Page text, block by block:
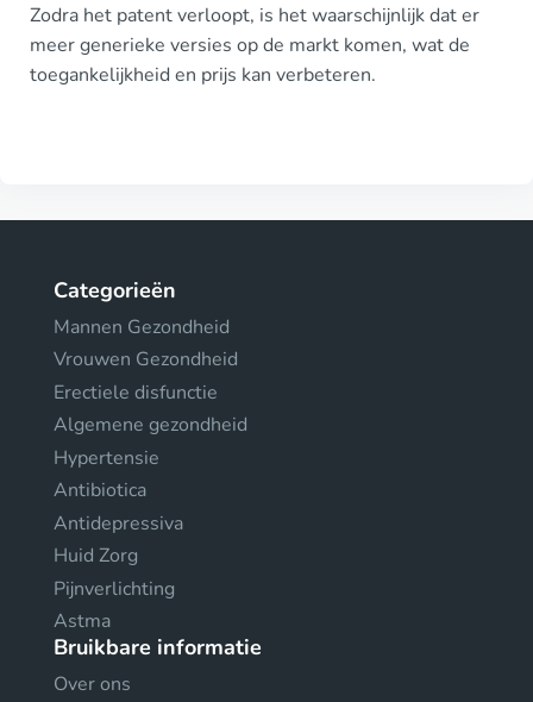
Zodra het patent verloopt, is het waarschijnlijk dat er
meer generieke versies op de markt komen, wat de
toegankelijkheid en prijs kan verbeteren.
Categorieën
Mannen Gezondheid
Vrouwen Gezondheid
Erectiele disfunctie
Algemene gezondheid
Hypertensie
Antibiotica
Antidepressiva
Huid Zorg
Pijnverlichting
Astma
Bruikbare informatie
Over ons